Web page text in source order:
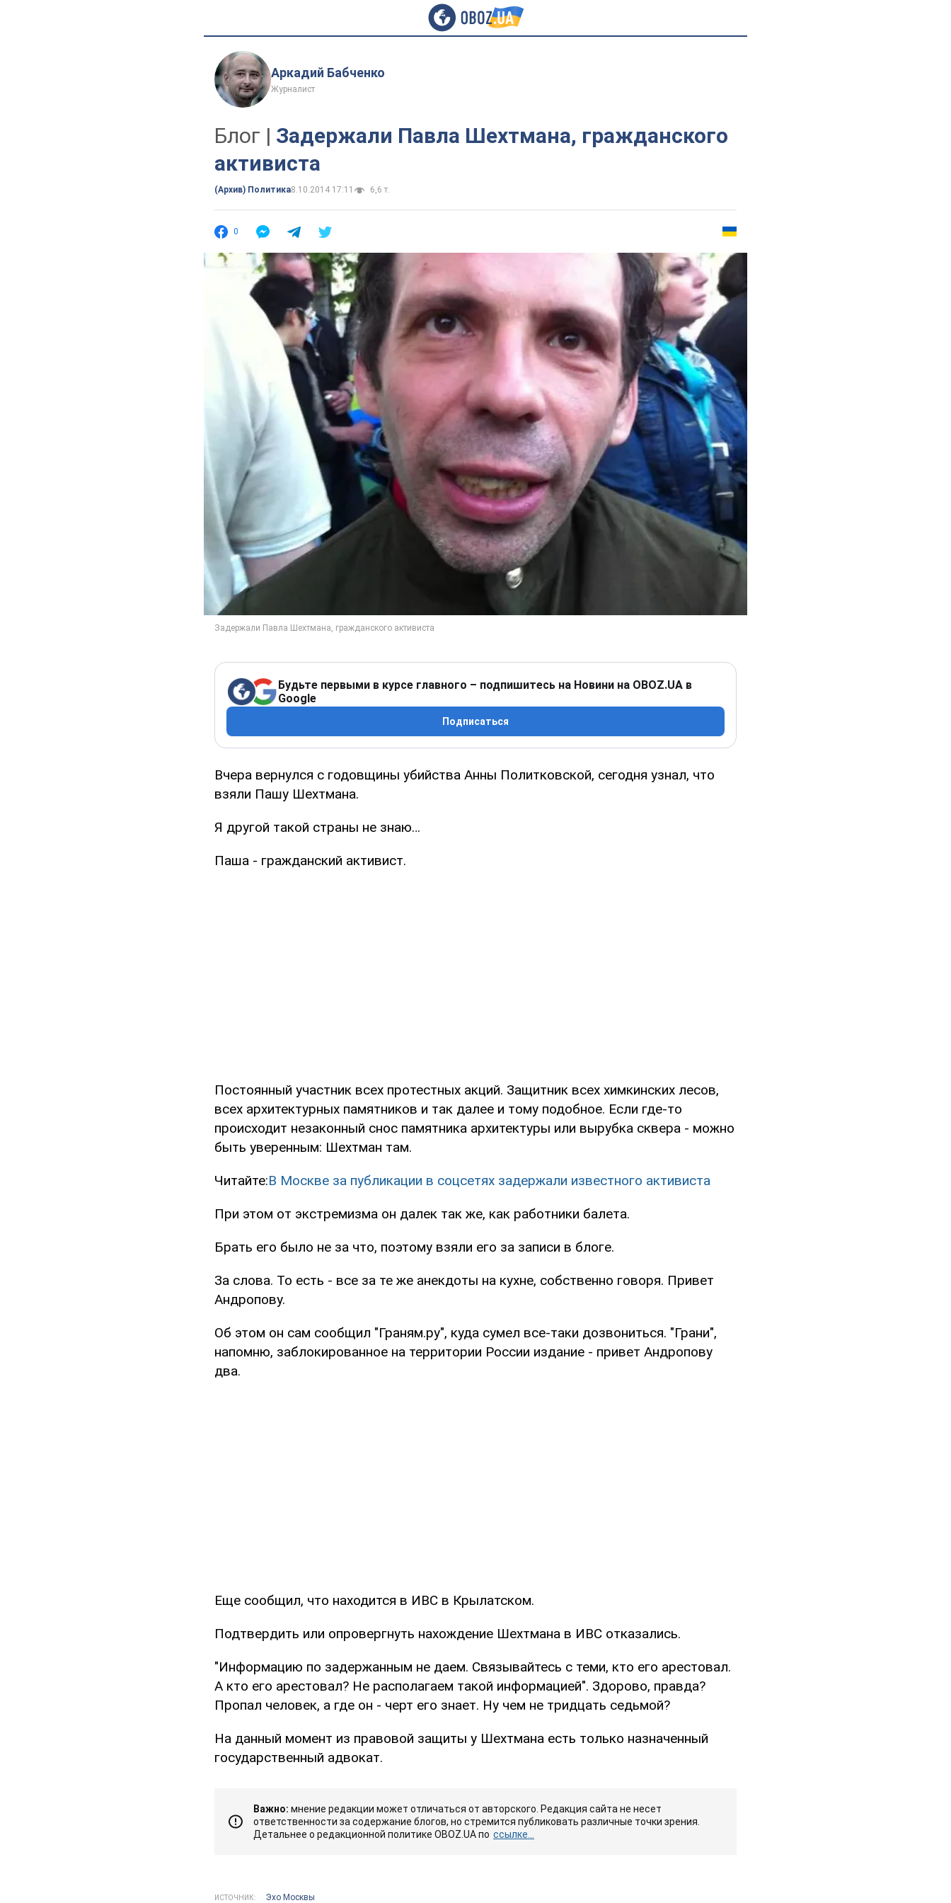
Аркадий Бабченко
Журналист
Блог | Задержали Павла Шехтмана, гражданского
активиста
(Архив) Политика8.10.2014 17:11 6,6 т.
0
Будьте первыми в курсе главного – подпишитесь на Новини на OBOZ.UA в
Google
Подписаться
Вчера вернулся с годовщины убийства Анны Политковской, сегодня узнал, что
взяли Пашу Шехтмана.
Я другой такой страны не знаю…
Паша - гражданский активист.
Постоянный участник всех протестных акций. Защитник всех химкинских лесов,
всех архитектурных памятников и так далее и тому подобное. Если где-то
происходит незаконный снос памятника архитектуры или вырубка сквера - можно
быть уверенным: Шехтман там.
Читайте:В Москве за публикации в соцсетях задержали известного активиста
При этом от экстремизма он далек так же, как работники балета.
Брать его было не за что, поэтому взяли его за записи в блоге.
За слова. То есть - все за те же анекдоты на кухне, собственно говоря. Привет
Андропову.
Об этом он сам сообщил "Граням.ру", куда сумел все-таки дозвониться. "Грани",
напомню, заблокированное на территории России издание - привет Андропову
два.
Еще сообщил, что находится в ИВС в Крылатском.
Подтвердить или опровергнуть нахождение Шехтмана в ИВС отказались.
"Информацию по задержанным не даем. Связывайтесь с теми, кто его арестовал.
А кто его арестовал? Не располагаем такой информацией". Здорово, правда?
Пропал человек, а где он - черт его знает. Ну чем не тридцать седьмой?
На данный момент из правовой защиты у Шехтмана есть только назначенный
государственный адвокат.
Важно: мнение редакции может отличаться от авторского. Редакция сайта не несет
ответственности за содержание блогов, но стремится публиковать различные точки зрения.
Детальнее о редакционной политике OBOZ.UA по ссылке...
ИСТОЧНИК: Эхо Москвы